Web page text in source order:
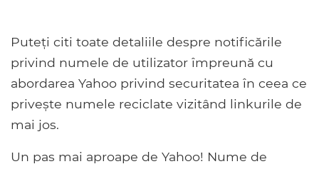
Puteți citi toate detaliile despre notificările
privind numele de utilizator împreună cu
abordarea Yahoo privind securitatea în ceea ce
privește numele reciclate vizitând linkurile de
mai jos.
Un pas mai aproape de Yahoo! Nume de